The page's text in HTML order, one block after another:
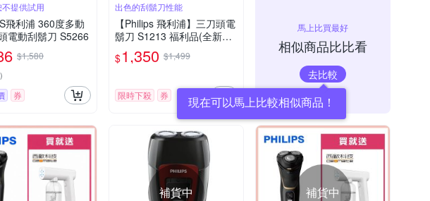
提供試用
飛利浦 360度多動
電動刮鬍刀 S5266
$1,580
)
券
出色的刮鬍刀性能
【Philips 飛利浦】三刀頭電
鬍刀 S1213 福利品(全新品
外盒凹損)
$1,350 $1,499
限時下殺 券
馬上比買最好
相似商品比比看
去比較
現在可以馬上比較相似商品！
補貨中 補貨中